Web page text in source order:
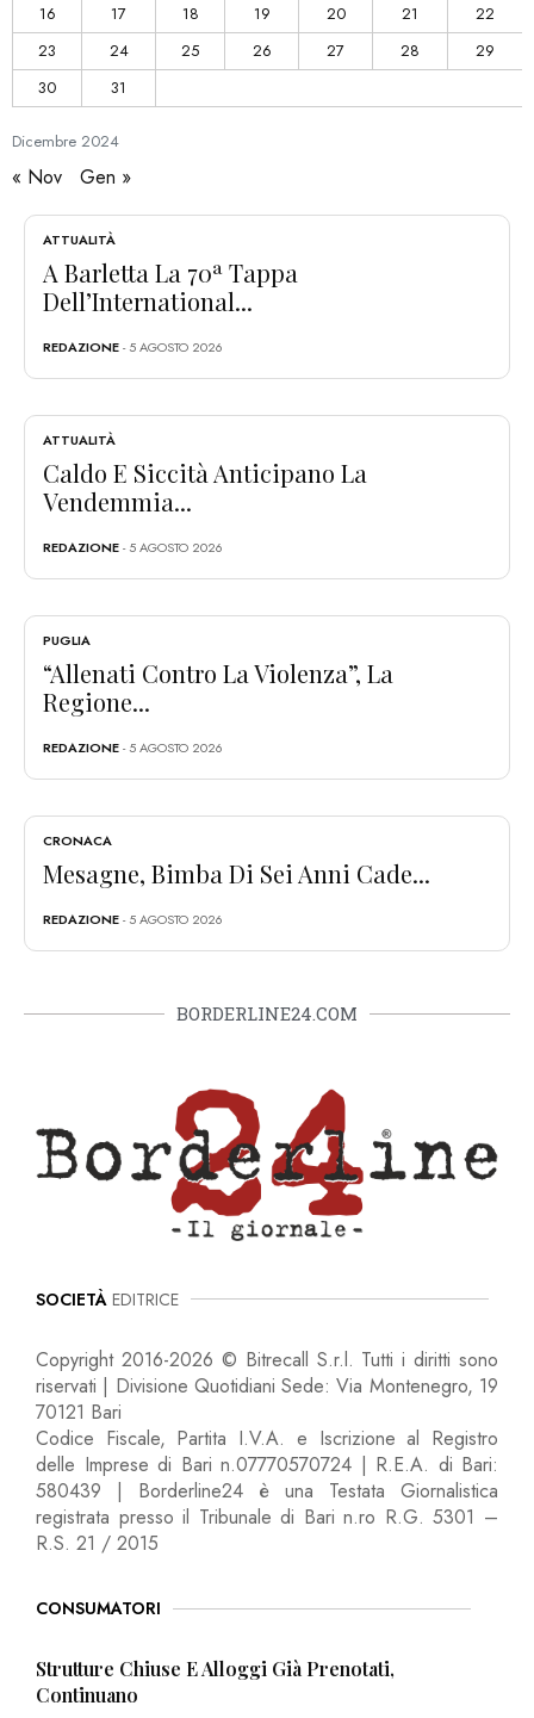
Dicembre 2024
16
17 18 19 20 21
22
23
24 25 26 27 28
29
30
31
« Nov Gen »
ATTUALITÀ
A Barletta La 70ª Tappa
Dell’International...
REDAZIONE- 5 AGOSTO 2026
ATTUALITÀ
Caldo E Siccità Anticipano La
Vendemmia...
REDAZIONE- 5 AGOSTO 2026
PUGLIA
“Allenati Contro La Violenza”, La
Regione...
REDAZIONE- 5 AGOSTO 2026
CRONACA
Mesagne, Bimba Di Sei Anni Cade...
REDAZIONE- 5 AGOSTO 2026
BORDERLINE24.COM
SOCIETÀ EDITRICE
Copyright 2016-2026 © Bitrecall S.r.l. Tutti i diritti sono
riservati | Divisione Quotidiani Sede: Via Montenegro, 19
70121 Bari
Codice Fiscale, Partita I.V.A. e Iscrizione al Registro
delle Imprese di Bari n.07770570724 | R.E.A. di Bari:
580439 | Borderline24 è una Testata Giornalistica
registrata presso il Tribunale di Bari n.ro R.G. 5301 –
R.S. 21 / 2015
CONSUMATORI
Strutture Chiuse E Alloggi Già Prenotati,
Continuano